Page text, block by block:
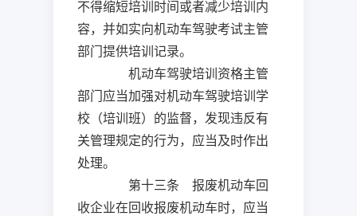
不得缩短培训时间或者减少培训内
容，并如实向机动车驾驶考试主管
部门提供培训记录。
机动车驾驶培训资格主管
部门应当加强对机动车驾驶培训学
校（培训班）的监督，发现违反有
关管理规定的行为，应当及时作出
处理。
第十三条 报废机动车回
收企业在回收报废机动车时，应当